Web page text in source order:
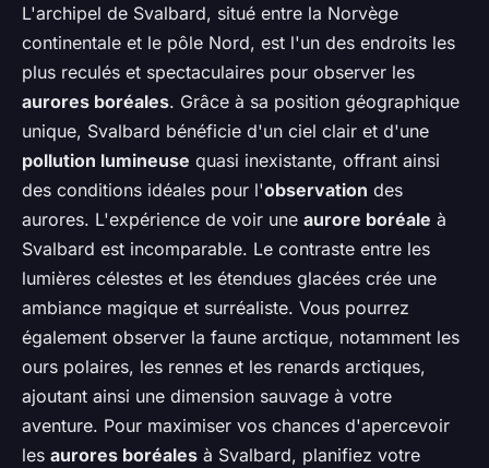
L'archipel de Svalbard, situé entre la Norvège
continentale et le pôle Nord, est l'un des endroits les
plus reculés et spectaculaires pour observer les
aurores boréales. Grâce à sa position géographique
unique, Svalbard bénéficie d'un ciel clair et d'une
pollution lumineuse quasi inexistante, offrant ainsi
des conditions idéales pour l'observation des
aurores. L'expérience de voir une aurore boréale à
Svalbard est incomparable. Le contraste entre les
lumières célestes et les étendues glacées crée une
ambiance magique et surréaliste. Vous pourrez
également observer la faune arctique, notamment les
ours polaires, les rennes et les renards arctiques,
ajoutant ainsi une dimension sauvage à votre
aventure. Pour maximiser vos chances d'apercevoir
les aurores boréales à Svalbard, planifiez votre